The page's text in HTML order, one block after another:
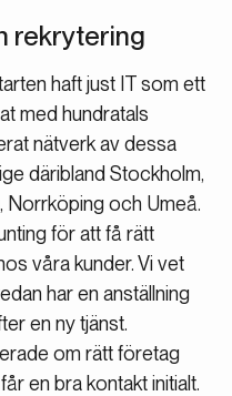
rekrytering
haft just IT som ett
med hundratals
nätverk av dessa
däribland Stockholm,
Norrköping och Umeå.
för att få rätt
våra kunder. Vi vet
har en anställning
en ny tjänst.
om rätt företag
en bra kontakt initialt.